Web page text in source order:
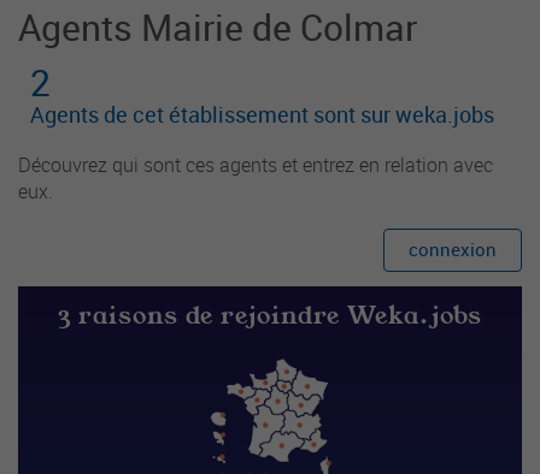
Agents Mairie de Colmar
2
Agents de cet établissement sont sur weka.jobs
Découvrez qui sont ces agents et entrez en relation avec
eux.
connexion
3 raisons de rejoindre Weka.jobs